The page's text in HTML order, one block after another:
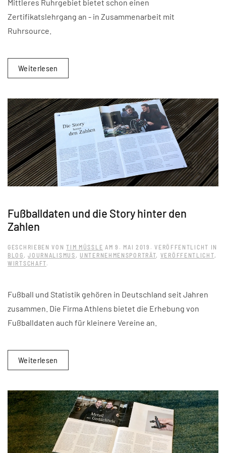
Mittleres Ruhrgebiet bietet schon einen
Zertifikatslehrgang an - in Zusammenarbeit mit
Ruhrsource.
Weiterlesen
Fußballdaten und die Story hinter den
Zahlen
GESCHRIEBEN VONTIM MÜSSLE AM9. MAI 2019
. VERÖFFENTLICHT IN
BLOG
,JOURNALISMUS UNTERNEHMENSPORTRÄT VERÖFFENTLICHT
WIRTSCHAFT
Fußball und Statistik gehören in Deutschland seit Jahren
zusammen. Die Firma Athlens bietet die Erhebung von
Fußballdaten auch für kleinere Vereine an.
Weiterlesen